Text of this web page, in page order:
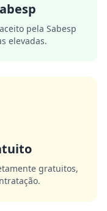
pela Sabesp
elevadas.
gratuitos,